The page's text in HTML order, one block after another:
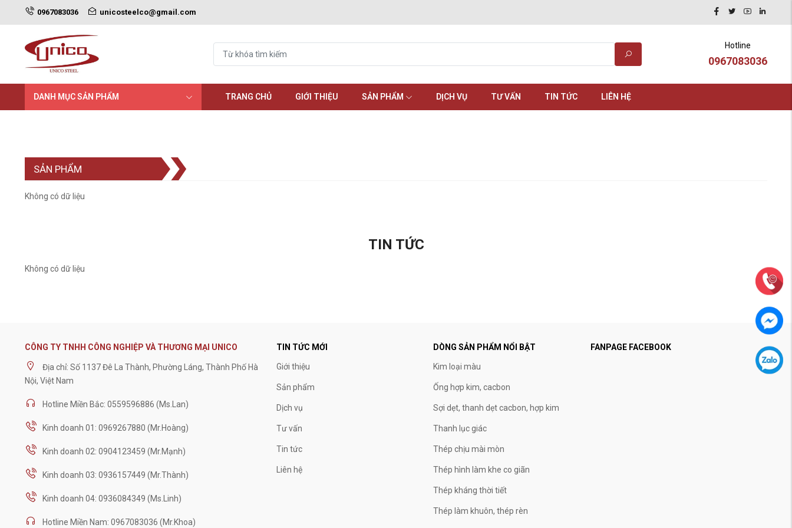
0967083036 unicosteelco@gmail.com
Hotline
0967083036
DANH MỤC SẢN PHẨM TRANG CHỦ GIỚI THIỆU SẢN PHẨM DỊCH VỤ TƯ VẤN TIN TỨC LIÊN HỆ
SẢN PHẨM
Không có dữ liệu
TIN TỨC
Không có dữ liệu
CÔNG TY TNHH CÔNG NGHIỆP VÀ THƯƠNG MẠI UNICO
Địa chỉ: Số 1137 Đê La Thành, Phường Láng, Thành Phố Hà
Nội, Việt Nam
Hotline Miền Bắc: 0559596886 (Ms.Lan)
Kinh doanh 01: 0969267880 (Mr.Hoàng)
Kinh doanh 02: 0904123459 (Mr.Mạnh)
Kinh doanh 03: 0936157449 (Mr.Thành)
Kinh doanh 04: 0936084349 (Ms.Linh)
Hotline Miền Nam: 0967083036 (Mr.Khoa)
TIN TỨC MỚI
Giới thiệu
Sản phẩm
Dịch vụ
Tư vấn
Tin tức
Liên hệ
DÒNG SẢN PHẨM NỔI BẬT
Kim loại màu
Ống hợp kim, cacbon
Sợi dẹt, thanh dẹt cacbon, hợp kim
Thanh lục giác
Thép chịu mài mòn
Thép hình làm khe co giãn
Thép kháng thời tiết
Thép làm khuôn, thép rèn
FANPAGE FACEBOOK